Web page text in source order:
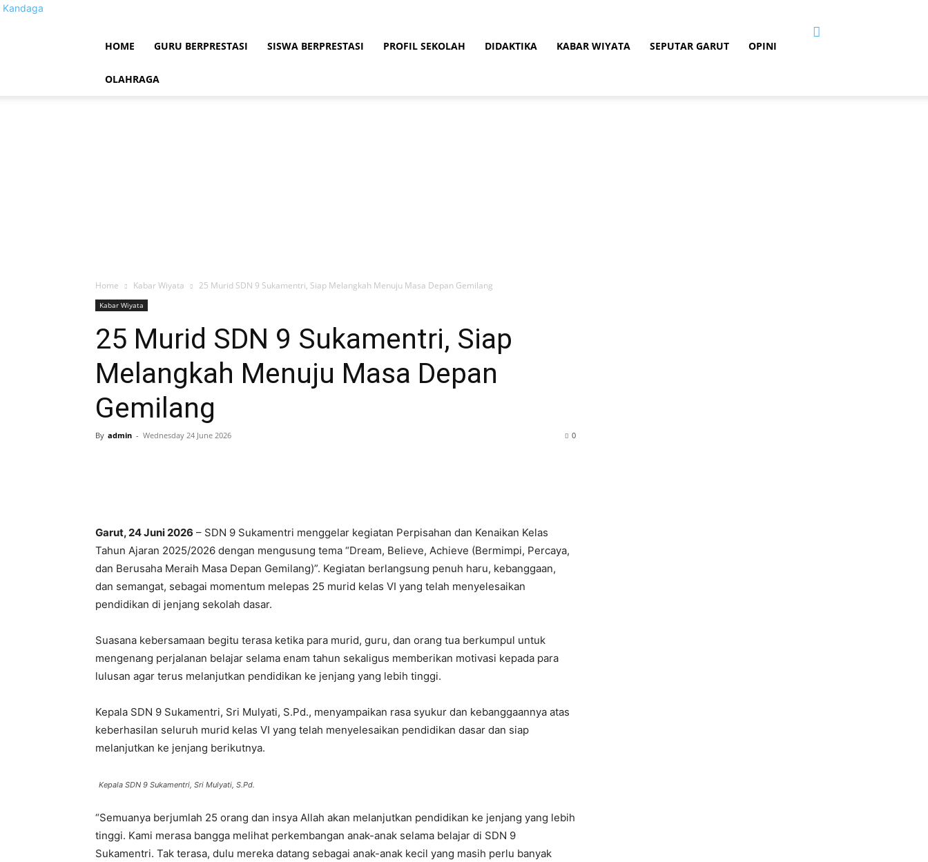
Kandaga
HOME GURU BERPRESTASI SISWA BERPRESTASI PROFIL SEKOLAH DIDAKTIKA KABAR WIYATA SEPUTAR GARUT OPINI
OLAHRAGA
Home Kabar Wiyata 25 Murid SDN 9 Sukamentri, Siap Melangkah Menuju Masa Depan Gemilang
Kabar Wiyata
25 Murid SDN 9 Sukamentri, Siap
Melangkah Menuju Masa Depan
Gemilang
By admin - Wednesday 24 June 2026 0
Garut, 24 Juni 2026 – SDN 9 Sukamentri menggelar kegiatan Perpisahan dan Kenaikan Kelas
Tahun Ajaran 2025/2026 dengan mengusung tema “Dream, Believe, Achieve (Bermimpi, Percaya,
dan Berusaha Meraih Masa Depan Gemilang)”. Kegiatan berlangsung penuh haru, kebanggaan,
dan semangat, sebagai momentum melepas 25 murid kelas VI yang telah menyelesaikan
pendidikan di jenjang sekolah dasar.
Suasana kebersamaan begitu terasa ketika para murid, guru, dan orang tua berkumpul untuk
mengenang perjalanan belajar selama enam tahun sekaligus memberikan motivasi kepada para
lulusan agar terus melanjutkan pendidikan ke jenjang yang lebih tinggi.
Kepala SDN 9 Sukamentri, Sri Mulyati, S.Pd., menyampaikan rasa syukur dan kebanggaannya atas
keberhasilan seluruh murid kelas VI yang telah menyelesaikan pendidikan dasar dan siap
melanjutkan ke jenjang berikutnya.
Kepala SDN 9 Sukamentri, Sri Mulyati, S.Pd.
“Semuanya berjumlah 25 orang dan insya Allah akan melanjutkan pendidikan ke jenjang yang lebih
tinggi. Kami merasa bangga melihat perkembangan anak-anak selama belajar di SDN 9
Sukamentri. Tak terasa, dulu mereka datang sebagai anak-anak kecil yang masih perlu banyak